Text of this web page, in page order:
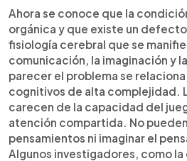
Ahora se conoce que la
orgánica y que existe un
fisiología cerebral que se
comunicación, la imaginación y
parecer el problema se
cognitivos de alta complejidad.
carecen de la capacidad del
atención compartida. No
pensamientos ni imaginar el
Algunos investigadores, como